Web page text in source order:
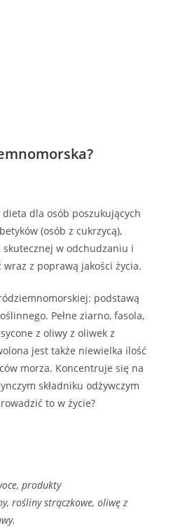
dla osób poszukujących
(osób z cukrzycą),
w odchudzaniu i
z poprawą jakości życia.
podstawą
Pełne ziarno, fasola,
z oliwy z oliwek z
jest także niewielka ilość
morza. Koncentruje się na
składniku odżywczym
to w życie?
produkty
rośliny strączkowe, oliwę z